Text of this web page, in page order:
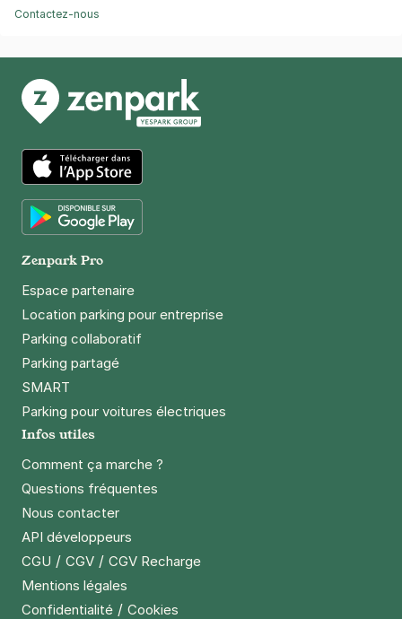
Contactez-nous
App Store
Zenpark Pro
Espace partenaire
Location parking pour entreprise
Parking collaboratif
Parking partagé
SMART
Parking pour voitures électriques
Infos utiles
Comment ça marche ?
Questions fréquentes
Nous contacter
API développeurs
CGU / CGV / CGV Recharge
Mentions légales
Confidentialité / Cookies